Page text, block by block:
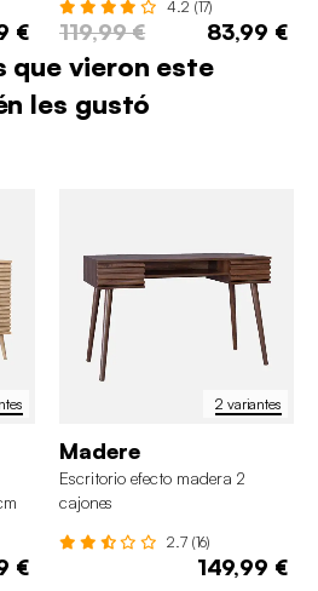
€
4.2 (17)
119,99 € 83,99 €
que vieron este
les gustó
€
2 variantes
Madere
Escritorio efecto madera 2
cajones
2.7 (16)
149,99 €